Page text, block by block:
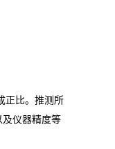
正比。推测所
仪器精度等